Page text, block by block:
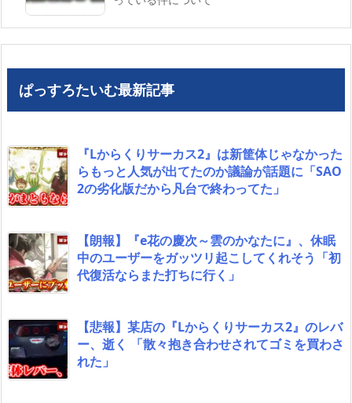
ぱっすろたいむ最新記事
『Lからくりサーカス2』は新筐体じゃなかった
らもっと人気が出てたのか議論が話題に「SAO
2の劣化版だから凡台で終わってた」
【朗報】『e花の慶次～雲のかなたに』、休眠
中のユーザーをガッツリ起こしてくれそう「初
代復活ならまた打ちに行く」
【悲報】某店の『Lからくりサーカス2』のレバ
ー、逝く 「散々抱き合わせされてゴミを買わさ
れた」